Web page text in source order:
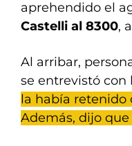
aprehendido el
Castelli al 8300,
Al arribar,
se entrevistó con
la había retenido
Además, dijo